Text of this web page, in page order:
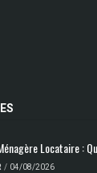
Locataire :
/ 04/08/2026